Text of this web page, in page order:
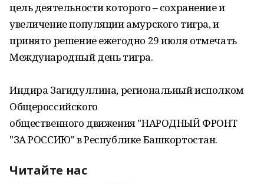
цель деятельности которого – сохранение и
увеличение популяции амурского тигра, и
принято решение ежегодно 29 июля отмечать
Международный день тигра.
Индира Загидуллина, региональный исполком
Общероссийского
общественного движения "НАРОДНЫЙ ФРОНТ
"ЗА РОССИЮ" в Республике Башкортостан.
Читайте нас